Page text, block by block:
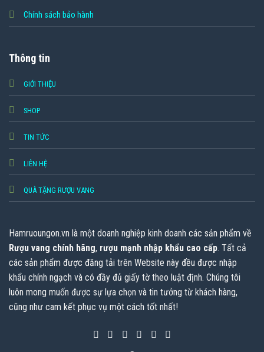
Chính sách bảo hành
Thông tin
GIỚI THIỆU
SHOP
TIN TỨC
LIÊN HỆ
QUÀ TẶNG RƯỢU VANG
Hamruoungon.vn là một doanh nghiệp kinh doanh các sản phẩm về
Rượu vang chính hãng, rượu mạnh nhập khẩu cao cấp. Tất cả
các sản phẩm được đăng tải trên Website này đều được nhập
khẩu chính ngạch và có đầy đủ giấy tờ theo luật định. Chúng tôi
luôn mong muốn được sự lựa chọn và tin tưởng từ khách hàng,
cũng như cam kết phục vụ một cách tốt nhất!